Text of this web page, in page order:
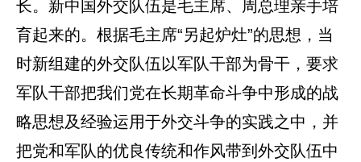
长。新中国外交队伍是毛主席、周总理亲手培
育起来的。根据毛主席“另起炉灶”的思想，当
时新组建的外交队伍以军队干部为骨干，要求
军队干部把我们党在长期革命斗争中形成的战
略思想及经验运用于外交斗争的实践之中，并
把党和军队的优良传统和作风带到外交队伍中